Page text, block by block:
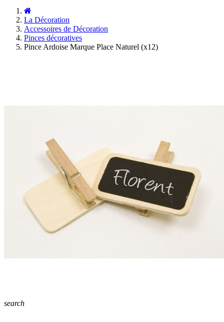
La Décoration
Accessoires de Décoration
Pinces décoratives
Pince Ardoise Marque Place Naturel (x12)
search